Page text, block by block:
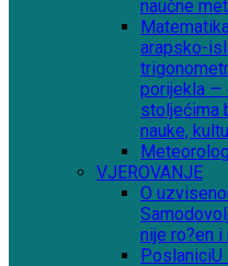
naučne
arapsko-
porijekla —
stoljećima
nauke,
VJEROVANJE
O
nije ro?en i
PoslaniciU